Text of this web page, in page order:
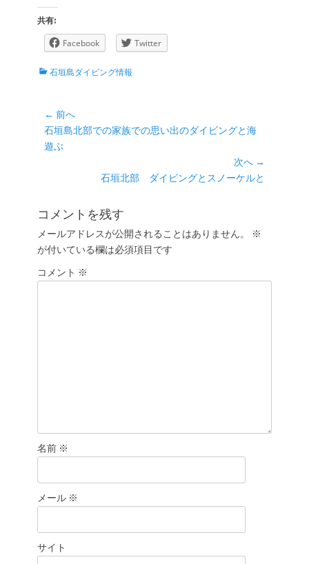
共有:
Facebook Twitter
カ 石垣島ダイビング情報
投
稿
ナ
シ
ョ
ン
← 前へ
前
の
石垣島北部での家族での思い出のダイビングと海
遊ぶ
次へ →
投
石垣北部 ダイビングとスノーケルと
コメントを残す
メールアドレスが公開されることはありません。
※
が付いている欄は必須項目です
コメント ※
名前 ※
メール ※
サイト